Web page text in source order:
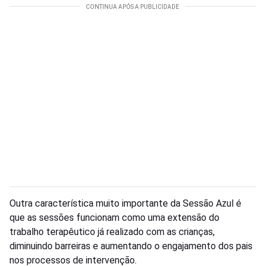
Outra característica muito importante da Sessão Azul é
que as sessões funcionam como uma extensão do
trabalho terapêutico já realizado com as crianças,
diminuindo barreiras e aumentando o engajamento dos pais
nos processos de intervenção.